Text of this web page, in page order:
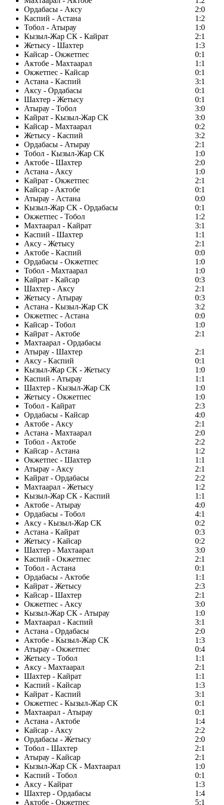
Ордабасы - Аксу
2:0
Каспий - Астана
1:2
Тобол - Атырау
1:0
Кызыл-Жар СК - Кайрат
2:1
Жетысу - Шахтер
1:3
Кайсар - Окжетпес
0:1
Актобе - Махтаарал
1:1
Окжетпес - Кайсар
0:1
Астана - Каспий
3:1
Аксу - Ордабасы
0:1
Шахтер - Жетысу
0:1
Атырау - Тобол
3:0
Кайрат - Кызыл-Жар СК
3:0
Кайсар - Махтаарал
0:2
Жетысу - Каспий
3:2
Ордабасы - Атырау
2:1
Тобол - Кызыл-Жар СК
1:0
Актобе - Шахтер
2:0
Астана - Аксу
1:0
Кайрат - Окжетпес
2:1
Кайсар - Актобе
0:1
Атырау - Астана
0:0
Кызыл-Жар СК - Ордабасы
0:1
Окжетпес - Тобол
1:2
Махтаарал - Кайрат
3:1
Каспий - Шахтер
1:1
Аксу - Жетысу
2:1
Актобе - Каспий
0:0
Ордабасы - Окжетпес
1:0
Тобол - Махтаарал
1:0
Кайрат - Кайсар
0:3
Шахтер - Аксу
2:1
Жетысу - Атырау
0:3
Астана - Кызыл-Жар СК
3:2
Окжетпес - Астана
0:0
Кайсар - Тобол
1:0
Кайрат - Актобе
2:1
Махтаарал - Ордабасы
Атырау - Шахтер
2:1
Аксу - Каспий
0:1
Кызыл-Жар СК - Жетысу
1:0
Каспий - Атырау
1:1
Шахтер - Кызыл-Жар СК
1:0
Жетысу - Окжетпес
1:0
Тобол - Кайрат
2:3
Ордабасы - Кайсар
4:0
Актобе - Аксу
2:1
Астана - Махтаарал
2:0
Тобол - Актобе
2:2
Кайсар - Астана
1:2
Окжетпес - Шахтер
1:1
Атырау - Аксу
2:1
Кайрат - Ордабасы
2:2
Махтаарал - Жетысу
1:2
Кызыл-Жар СК - Каспий
1:1
Актобе - Атырау
4:0
Ордабасы - Тобол
4:1
Аксу - Кызыл-Жар СК
0:2
Астана - Кайрат
0:3
Жетысу - Кайсар
0:2
Шахтер - Махтаарал
3:0
Каспий - Окжетпес
2:1
Тобол - Астана
0:1
Ордабасы - Актобе
1:1
Кайрат - Жетысу
2:3
Кайсар - Шахтер
2:1
Окжетпес - Аксу
3:0
Кызыл-Жар СК - Атырау
1:0
Махтаарал - Каспий
3:1
Астана - Ордабасы
2:0
Актобе - Кызыл-Жар СК
1:3
Атырау - Окжетпес
0:4
Жетысу - Тобол
1:1
Аксу - Махтаарал
2:1
Шахтер - Кайрат
1:1
Каспий - Кайсар
1:3
Кайрат - Каспий
3:1
Окжетпес - Кызыл-Жар СК
0:1
Махтаарал - Атырау
0:1
Астана - Актобе
1:4
Кайсар - Аксу
2:2
Ордабасы - Жетысу
2:0
Тобол - Шахтер
2:1
Атырау - Кайсар
2:1
Кызыл-Жар СК - Махтаарал
1:0
Каспий - Тобол
0:1
Аксу - Кайрат
1:3
Шахтер - Ордабасы
1:4
Актобе - Окжетпес
5:1